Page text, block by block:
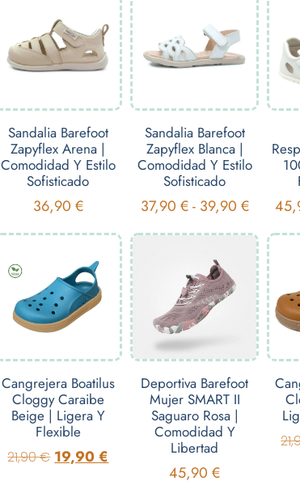
Sandalia Barefoot
Zapyflex Arena |
Comodidad Y Estilo
Sofisticado
36,90 €
Sandalia Barefoot
Zapyflex Blanca |
Comodidad Y Estilo
Sofisticado
37,90 €- 39,90 €
Cangrejera Boatilus
Cloggy Caraibe
Beige | Ligera Y
Flexible
21,90€ 19,90€
Deportiva Barefoot
Mujer SMART II
Saguaro Rosa |
Comodidad Y
Libertad
45,90€